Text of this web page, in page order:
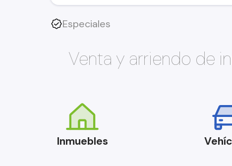
Especiales
Venta y arriendo de
Inmuebles